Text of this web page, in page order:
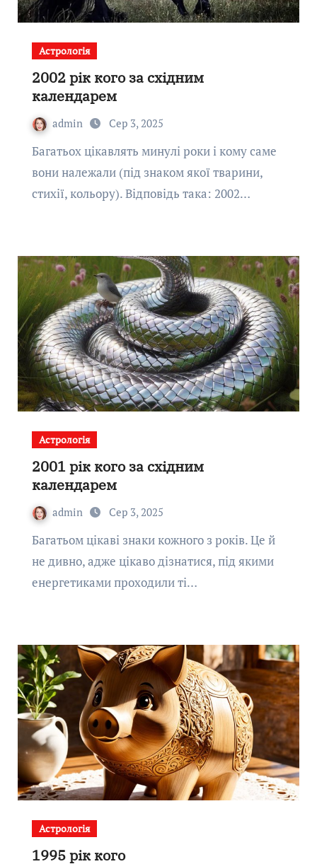
Астрологія
2002 рік кого за східним
календарем
admin Сер 3, 2025
Багатьох цікавлять минулі роки і кому саме
вони належали (під знаком якої тварини,
стихії, кольору). Відповідь така: 2002…
Астрологія
2001 рік кого за східним
календарем
admin Сер 3, 2025
Багатьом цікаві знаки кожного з років. Це й
не дивно, адже цікаво дізнатися, під якими
енергетиками проходили ті…
Астрологія
1995 рік кого